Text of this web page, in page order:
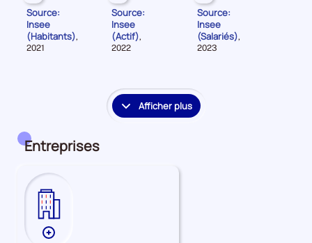
Habitants
Source:
Insee
(Habitants),
Données
2021
Actifs
Source:
Insee
(Actif),
Données
2022
Salariés
Source:
Insee
(Salariés),
Données
2023
Afficher plus
le
Entreprises
Plus